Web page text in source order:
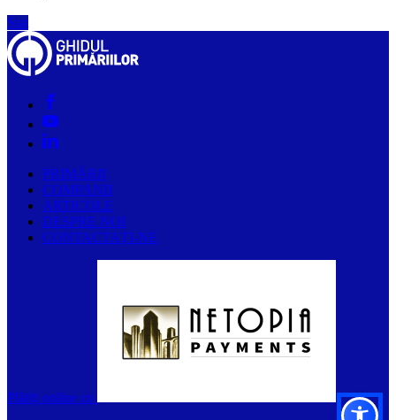
Stat
PRIMĂRII
COMPANII
ARTICOLE
DESPRE NOI
CONTACTAȚI-NE
Plătiți online cu